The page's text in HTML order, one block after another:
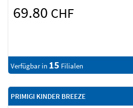
69.80 CHF
Verfügbar in 15 Filialen
PRIMIGI KINDER BREEZE